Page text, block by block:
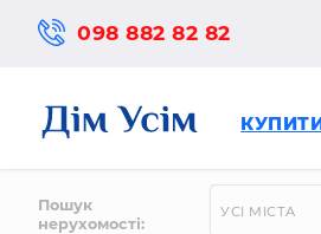
098 882 82 82
Пошук
нерухомості: